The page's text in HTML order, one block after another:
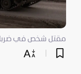
مقتل شخص في ضربات